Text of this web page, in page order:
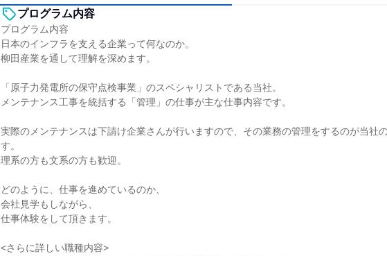
プログラム内容
プログラム内容
日本のインフラを支える企業って何なのか。
柳田産業を通して理解を深めます。
「原子力発電所の保守点検事業」のスペシャリストである当社。
メンテナンス工事を統括する「管理」の仕事が主な仕事内容です。
実際のメンテナンスは下請け企業さんが行いますので、その業務の管理をするのが当社
す。
理系の方も文系の方も歓迎。
どのように、仕事を進めているのか、
会社見学もしながら、
仕事体験をして頂きます。
<さらに詳しい職種内容>